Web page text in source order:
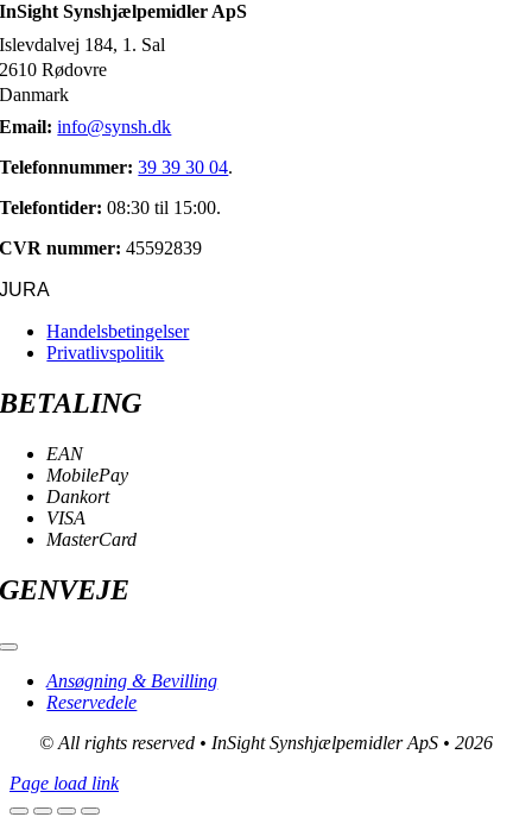
InSight Synshjælpemidler ApS
Islevdalvej 184, 1. Sal
2610 Rødovre
Danmark
Email: info@synsh.dk
Telefonnummer: 39 39 30 04.
Telefontider: 08:30 til 15:00.
CVR nummer: 45592839
JURA
Handelsbetingelser
Privatlivspolitik
BETALING
EAN
MobilePay
Dankort
VISA
MasterCard
GENVEJE
Toggle
NavigationAnsøgning & Bevilling
Reservedele
© All rights reserved • InSight Synshjælpemidler ApS • 2026
Page load link